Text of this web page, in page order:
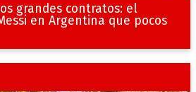
grandes contratos: el
en Argentina que pocos